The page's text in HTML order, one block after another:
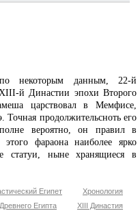
некоторым данным, 22-й
й Династии эпохи Второго
царствовал в Мемфисе,
Точная продолжительсноть его
вероятно, он правил в
фараона наиболее ярко
статуи, ныне хранящиеся в
Хронология
Египет
XIII Династия
Египта